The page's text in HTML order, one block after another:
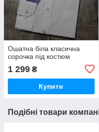
Ошатна біла класична
сорочка під костюм
1 299 ₴
Купити
Подібні товари